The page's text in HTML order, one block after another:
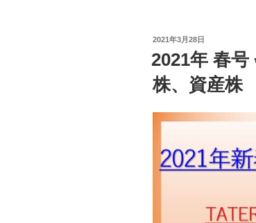
投
日:
2021年3月28日
2021年 春
株、資産株